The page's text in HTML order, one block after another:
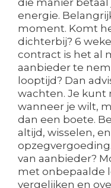
die manier
energie.
moment. Komt
dichterbij? 6
contract is het al
aanbieder te
looptijd? Dan
wachten. Je kunt
wanneer je wilt,
dan een boete.
altijd, wisselen,
van aanbieder?
met onbepaalde
vergelijken en